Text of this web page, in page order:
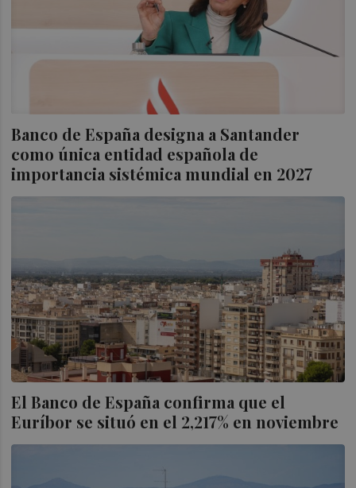
Banco de España designa a Santander
como única entidad española de
importancia sistémica mundial en 2027
El Banco de España confirma que el
Euríbor se situó en el 2,217% en noviembre